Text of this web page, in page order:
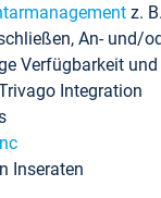
z.
An- und/
Verfügbarkeit
Integration
Inseraten